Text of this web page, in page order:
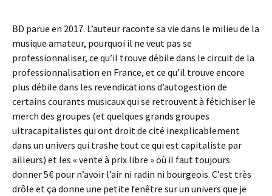
BD parue en 2017. L’auteur raconte sa vie dans le milieu de la
musique amateur, pourquoi il ne veut pas se
professionnaliser, ce qu’il trouve débile dans le circuit de la
professionnalisation en France, et ce qu’il trouve encore
plus débile dans les revendications d’autogestion de
certains courants musicaux qui se retrouvent à fétichiser le
merch des groupes (et quelques grands groupes
ultracapitalistes qui ont droit de cité inexplicablement
dans un univers qui trashe tout ce qui est capitaliste par
ailleurs) et les « vente à prix libre » où il faut toujours
donner 5€ pour n’avoir l’air ni radin ni bourgeois. C’est très
drôle et ça donne une petite fenêtre sur un univers que je